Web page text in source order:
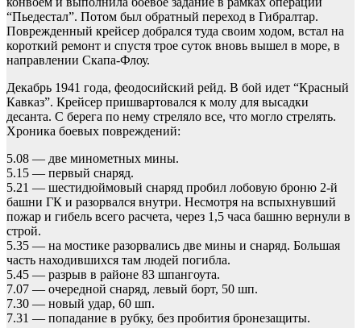
“Пьедестал”. Потом был обратный переход в Гибралтар.
Поврежденный крейсер добрался туда своим ходом, встал на
короткий ремонт и спустя трое суток вновь вышел в море, в
направлении Скапа-Флоу.
Декабрь 1941 года, феодосийский рейд. В бой идет “Красный
Кавказ”. Крейсер пришвартовался к молу для высадки
десанта. С берега по нему стреляло все, что могло стрелять.
Хроника боевых повреждений:
5.08 — две минометных мины.
5.15 — первый снаряд.
5.21 — шестидюймовый снаряд пробил лобовую броню 2-й
башни ГК и разорвался внутри. Несмотря на вспыхнувший
пожар и гибель всего расчета, через 1,5 часа башню вернули в
строй.
5.35 — на мостике разорвались две мины и снаряд. Большая
часть находившихся там людей погибла.
5.45 — разрыв в районе 83 шпангоута.
7.07 — очередной снаряд, левый борт, 50 шп.
7.30 — новый удар, 60 шп.
7.31 — попадание в рубку, без пробития бронезащиты.